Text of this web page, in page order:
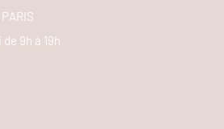
9h à 19h